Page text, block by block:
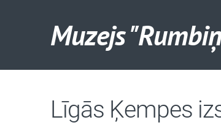
Muzejs
Līgās Ķempes